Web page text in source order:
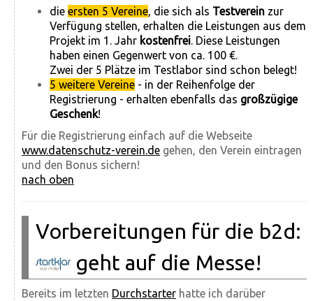
die ersten 5 Vereine, die sich als Testverein zur
Verfügung stellen, erhalten die Leistungen aus dem
Projekt im 1. Jahr kostenfrei. Diese Leistungen
haben einen Gegenwert von ca. 100 €.
Zwei der 5 Plätze im Testlabor sind schon belegt!
5 weitere Vereine - in der Reihenfolge der
Registrierung - erhalten ebenfalls das großzügige
Geschenk!
Für die Registrierung einfach auf die Webseite
www.datenschutz-verein.de gehen, den Verein eintragen
und den Bonus sichern!
nach oben
Vorbereitungen für die b2d:
geht auf die Messe!
Bereits im letzten Durchstarter hatte ich darüber